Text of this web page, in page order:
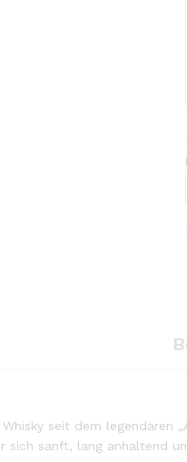
seit dem legendären
sich sanft, lang anhaltend